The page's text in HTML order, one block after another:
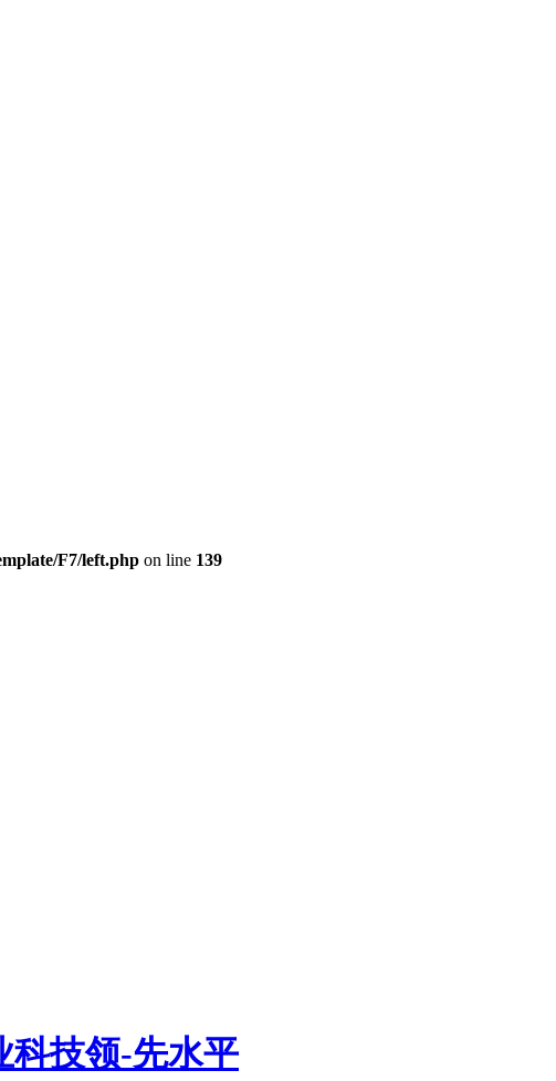
F7/left.php on line 139
科技领-先水平